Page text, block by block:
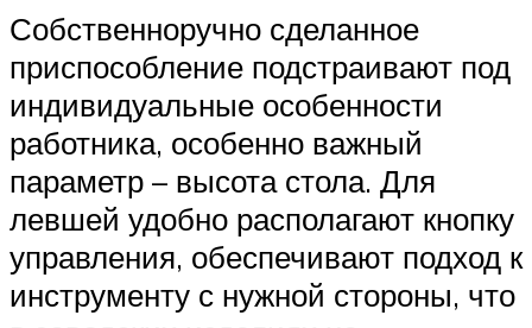
Собственноручно сделанное
приспособление подстраивают под
индивидуальные особенности
работника, особенно важный
параметр – высота стола. Для
левшей удобно располагают кнопку
управления, обеспечивают подход к
инструменту с нужной стороны, что